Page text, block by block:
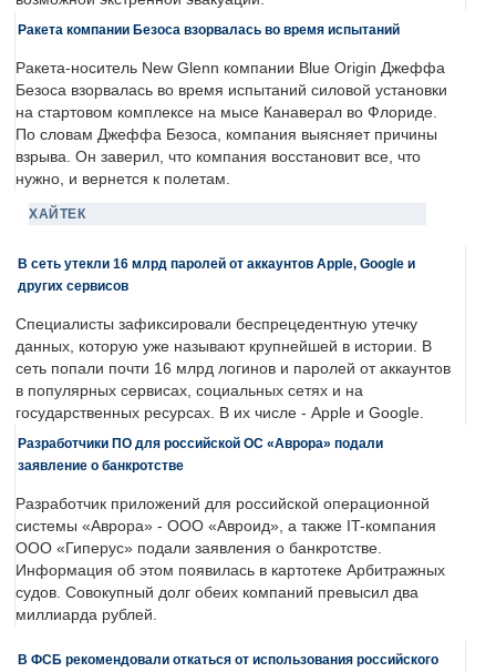
Ракета компании Безоса взорвалась во время испытаний
Ракета-носитель New Glenn компании Blue Origin Джеффа
Безоса взорвалась во время испытаний силовой установки
на стартовом комплексе на мысе Канаверал во Флориде.
По словам Джеффа Безоса, компания выясняет причины
взрыва. Он заверил, что компания восстановит все, что
нужно, и вернется к полетам.
ХАЙТЕК
В сеть утекли 16 млрд паролей от аккаунтов Apple, Google и
других сервисов
Специалисты зафиксировали беспрецедентную утечку
данных, которую уже называют крупнейшей в истории. В
сеть попали почти 16 млрд логинов и паролей от аккаунтов
в популярных сервисах, социальных сетях и на
государственных ресурсах. В их числе - Apple и Google.
Разработчики ПО для российской ОС «Аврора» подали
заявление о банкротстве
Разработчик приложений для российской операционной
системы «Аврора» - ООО «Авроид», а также IT-компания
ООО «Гиперус» подали заявления о банкротстве.
Информация об этом появилась в картотеке Арбитражных
судов. Совокупный долг обеих компаний превысил два
миллиарда рублей.
В ФСБ рекомендовали откаться от использования российского